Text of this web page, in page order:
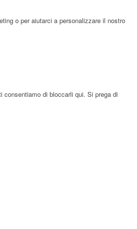
o per aiutarci a personalizzare il nostro
di bloccarli qui. Si prega di